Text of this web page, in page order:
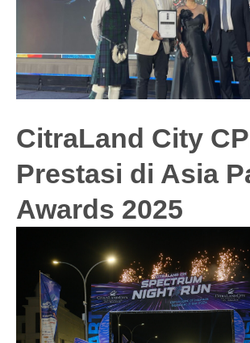
CitraLand City
Prestasi di Asia
Awards 2025